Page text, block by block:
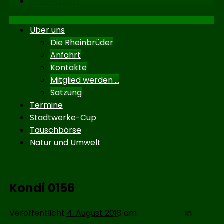
Untermenü
Über uns
Die Rheinbrüder
Anfahrt
Kontakte
Mitglied werden …
Satzung
Termine
Stadtwerke-Cup
Tauschbörse
Natur und Umwelt
Kondi 0156
Veröffentlicht4. August 2018 am
in